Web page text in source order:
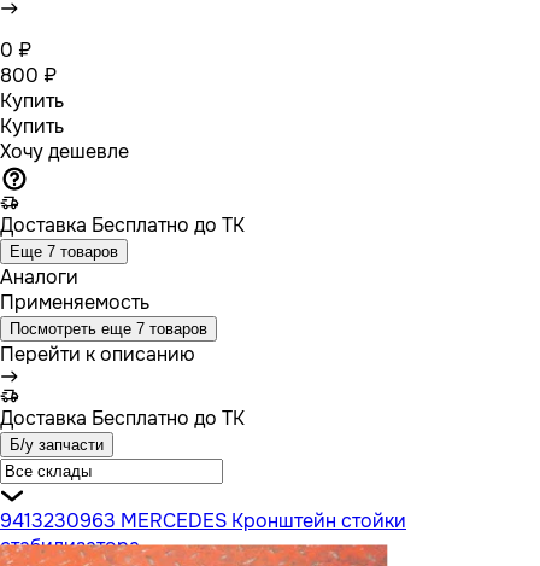
0 ₽
800 ₽
Купить
Купить
Хочу дешевле
Доставка Бесплатно до ТК
Еще 7 товаров
Аналоги
Применяемость
Посмотреть еще 7 товаров
Перейти к описанию
Доставка Бесплатно до ТК
Б/у запчасти
9413230963 MERCEDES Кронштейн стойки
стабилизатора